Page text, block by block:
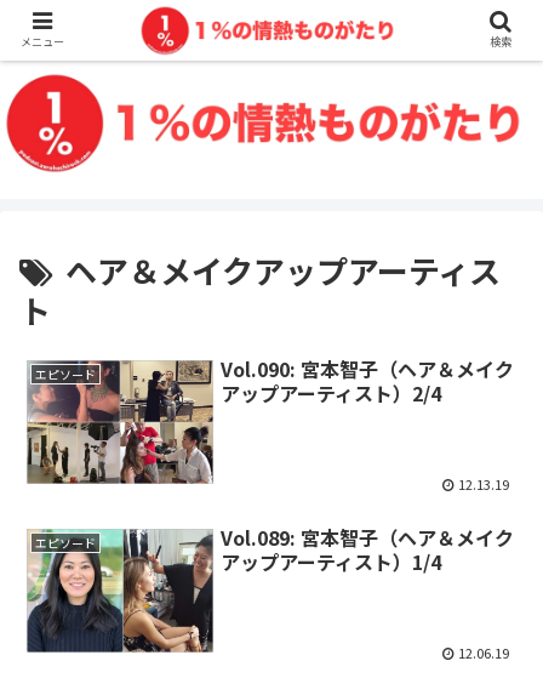
ヘア＆メイクアップアーティス
ト
エピソード
Vol.090: 宮本智子（ヘア＆メイク
アップアーティスト）2/4
12.13.19
エピソード
Vol.089: 宮本智子（ヘア＆メイク
アップアーティスト）1/4
12.06.19
メニュー 検索